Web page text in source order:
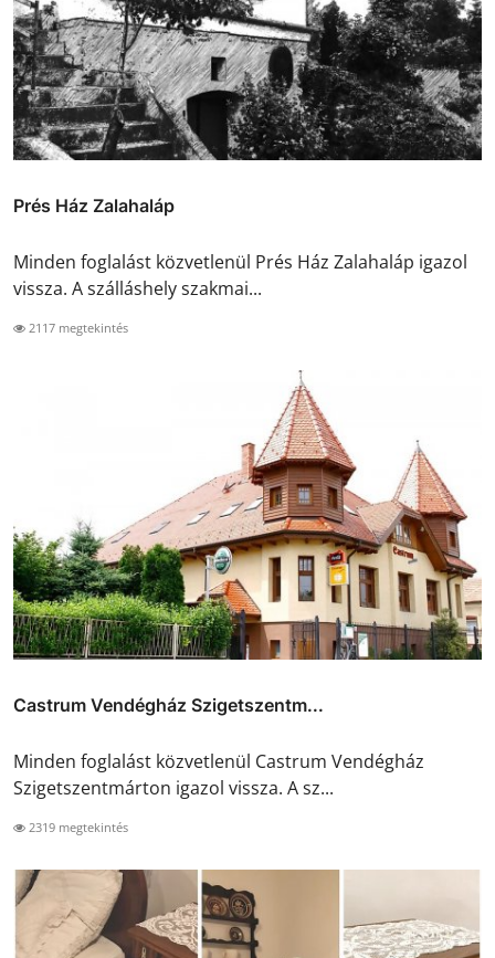
Prés Ház Zalahaláp
Minden foglalást közvetlenül Prés Ház Zalahaláp igazol
vissza. A szálláshely szakmai...
2117 megtekintés
Castrum Vendégház Szigetszentm...
Minden foglalást közvetlenül Castrum Vendégház
Szigetszentmárton igazol vissza. A sz...
2319 megtekintés